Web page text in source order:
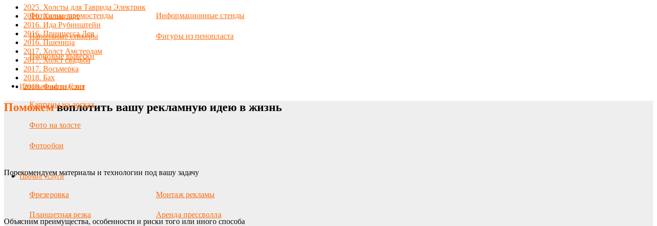
Фотозоны, промостенды
Напольные стикеры
Неоновые вывески
Информационные стенды
Фигуры из пенопласта
Интерьерные изделия
Картины на досках
Фото на холсте
Фотообои
Прочие услуги
Фрезеровка
Планшетная резка
Монтаж рекламы
Аренда прессволла
2025. Холсты для Таврида Электрик
2016. Хальштадт
2016. Ида Рубинштейн
2016. Принцесса Лея
2016. Пшеница
2017. Холст Амстердам
2017. Холст свадьба
2017. Восьмерка
2018. Бах
2018. Фифти Сэнт
Поможемвоплотить вашу рекламную идею в жизнь
Порекомендуем материалы и технологии под вашу задачу
Объясним преимущества, особенности и риски того или иного способа